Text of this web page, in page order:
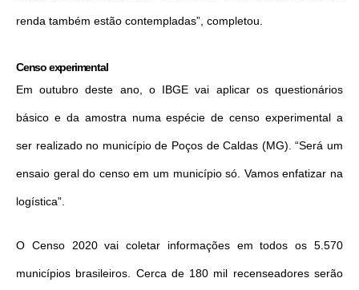
renda também estão contempladas”, completou.
Censo experimental
Em outubro deste ano, o IBGE vai aplicar os questionários
básico e da amostra numa espécie de censo experimental a
ser realizado no município de Poços de Caldas (MG). “Será um
ensaio geral do censo em um município só. Vamos enfatizar na
logística”.
O Censo 2020 vai coletar informações em todos os 5.570
municípios brasileiros. Cerca de 180 mil recenseadores serão